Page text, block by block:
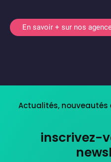
En savoir + sur nos
Actualités, nouveautés
inscrivez-